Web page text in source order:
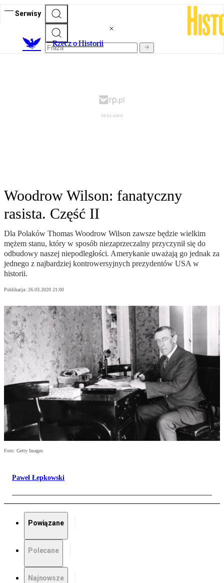
Serwisy
Rzecz o Historii
Woodrow Wilson: fanatyczny
rasista. Część II
Dla Polaków Thomas Woodrow Wilson zawsze będzie wielkim
mężem stanu, który w sposób niezaprzeczalny przyczynił się do
odbudowy naszej niepodległości. Amerykanie uważają go jednak za
jednego z najbardziej kontrowersyjnych prezydentów USA w
historii.
Publikacja: 26.03.2020 21:00
Foto: Getty Images
Paweł Łepkowski
Powiązane
Polecane
Najnowsze